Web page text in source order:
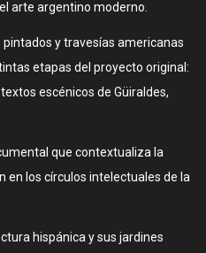
arte argentino moderno.
pintados y travesías americanas
etapas del proyecto original:
escénicos de Güiraldes,
que contextualiza la
en los círculos intelectuales de la
hispánica y sus jardines